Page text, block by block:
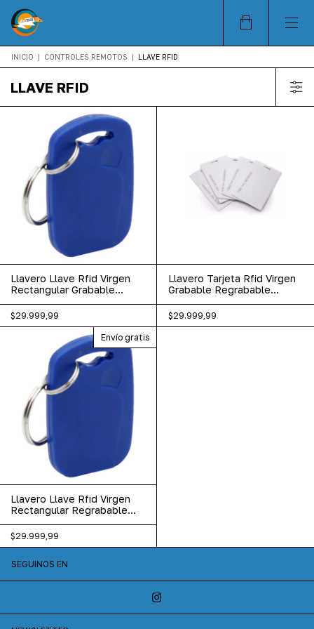
INICIO | CONTROLES REMOTOS | LLAVE RFID
LLAVE RFID
Llavero Llave Rfid Virgen
Rectangular Grabable
$29.999,99
Llavero Tarjeta Rfid Virgen
Grabable Regrabable
$29.999,99
Envío gratis
Llavero Llave Rfid Virgen
Rectangular Regrabable
$29.999,99
SEGUINOS EN